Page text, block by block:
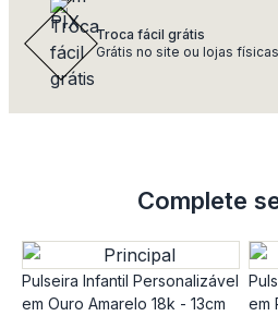
Troca fácil grátis
Grátis no site ou lojas físicas
Complete
Pulseira Infantil Personalizável
em Ouro Amarelo 18k - 13cm
em